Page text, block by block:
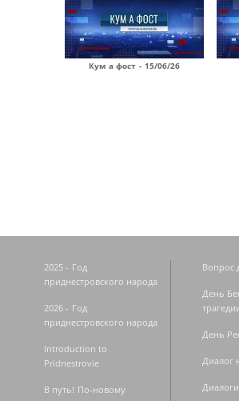
Кум а фост - 15/06/26
2025 - Год
приднестровского народа
2026 - Год
приднестровского народа
Introduction to
Pridnestrovie
В путь! По-новому
Вопрос
День
День
Диалог